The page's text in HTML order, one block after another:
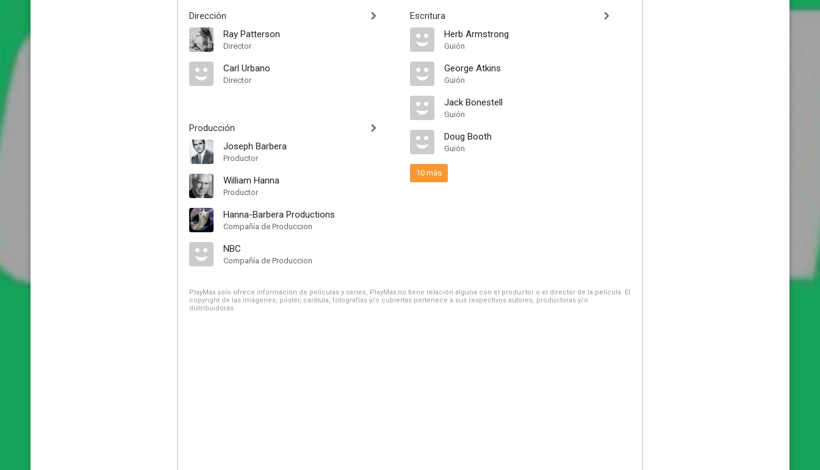
Dirección
Ray Patterson
Director
Carl Urbano
Director
Producción
Joseph Barbera
Productor
William Hanna
Productor
Hanna-Barbera Productions
Compañía de Produccion
NBC
Compañía de Produccion
Escritura
Herb Armstrong
Guión
George Atkins
Guión
Jack Bonestell
Guión
Doug Booth
Guión
10 más
PlayMax solo ofrece información de películas y series, PlayMax no tiene relación alguna con el productor o el director de la película. El
copyright de las imágenes, póster, carátula, fotografías y/o cubiertas pertenece a sus respectivos autores, productoras y/o
distribuidoras.